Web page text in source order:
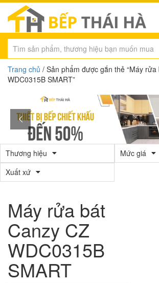
Trang chủ / Sản phẩm được gắn thẻ “Máy
WDC0315B SMART”
Thương hiệu
Mức giá
Xuất xứ
Máy rửa bát
Canzy CZ
WDC0315B
SMART